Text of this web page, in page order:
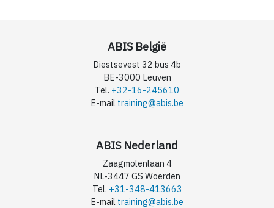
ABIS België
Diestsevest 32 bus 4b
BE-3000 Leuven
Tel. +32-16-245610
E-mail training@abis.be
ABIS Nederland
Zaagmolenlaan 4
NL-3447 GS Woerden
Tel. +31-348-413663
E-mail training@abis.be